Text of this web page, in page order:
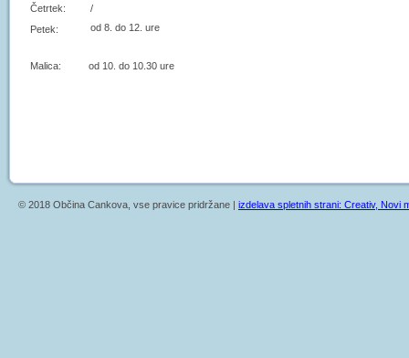
Četrtek:
/
Petek:
od 8. do 12. ure
Malica: od 10. do 10.30 ure
© 2018 Občina Cankova, vse pravice pridržane | izdelava spletnih strani: Creativ, Novi